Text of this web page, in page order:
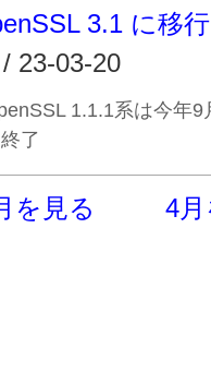
3.1 に移
/ 23-03-20
1.1.1系は今年9
終了
を見る 4